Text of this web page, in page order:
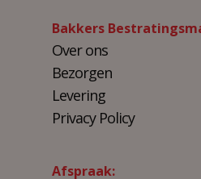
Bakkers
Over ons
Bezorgen
Levering
Privacy Policy
Afspraak: